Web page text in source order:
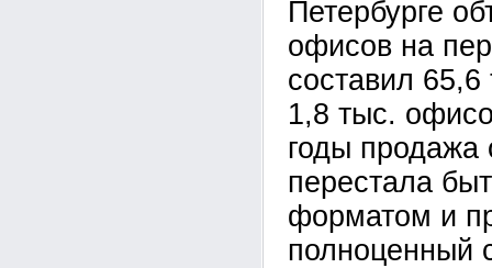
Петербурге
офисов на
составил
1,8 тыс.
годы продажа
перестала
форматом и
полноценный